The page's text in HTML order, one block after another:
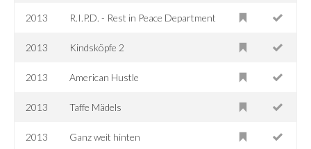
2013 R.I.P.D. - Rest in Peace Department
2013 Kindsköpfe 2
2013 American Hustle
2013 Taffe Mädels
2013 Ganz weit hinten